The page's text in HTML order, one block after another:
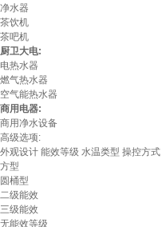
净水器
茶饮机
茶吧机
厨卫大电:
电热水器
燃气热水器
空气能热水器
商用电器:
商用净水设备
高级选项:
外观设计 能效等级 水温类型 操控方式
方型
圆桶型
二级能效
三级能效
无能效等级